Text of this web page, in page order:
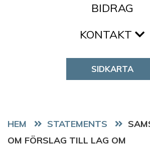
BIDRAG
KONTAKT
SIDKARTA
HEM STATEMENTS
OM FÖRSLAG TILL LAG OM